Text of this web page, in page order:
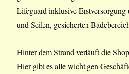
Lifeguard inklusive Erstversorgung
und Seilen, gesicherten
Hinter dem Strand verläuft die
Hier gibt es alle wichtigen